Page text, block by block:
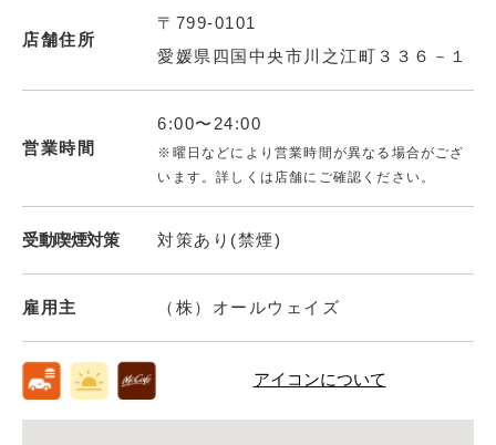
店舗住所
〒799-0101
愛媛県四国中央市川之江町３３６－１
営業時間
6:00〜24:00
※曜日などにより営業時間が異なる場合がござ
います。詳しくは店舗にご確認ください。
受動喫煙対策 対策あり(禁煙)
雇用主 （株）オールウェイズ
アイコンについて